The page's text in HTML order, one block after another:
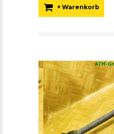
+ Warenkorb